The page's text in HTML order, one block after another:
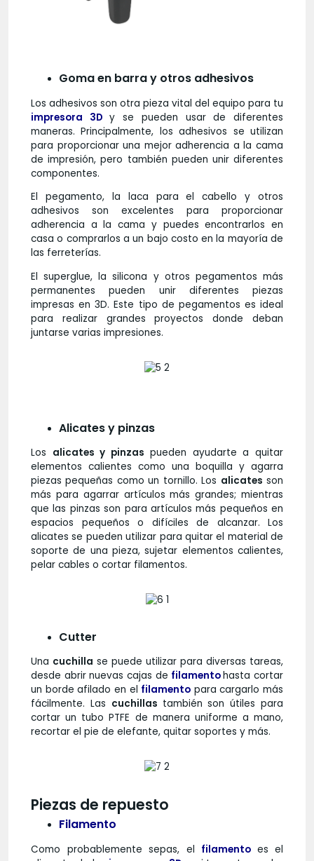
Goma en barra y otros adhesivos
Los adhesivos son otra pieza vital del equipo para tu
impresora 3D y se pueden usar de diferentes
maneras. Principalmente, los adhesivos se utilizan
para proporcionar una mejor adherencia a la cama
de impresión, pero también pueden unir diferentes
componentes.
El pegamento, la laca para el cabello y otros
adhesivos son excelentes para proporcionar
adherencia a la cama y puedes encontrarlos en
casa o comprarlos a un bajo costo en la mayoría de
las ferreterías.
El superglue, la silicona y otros pegamentos más
permanentes pueden unir diferentes piezas
impresas en 3D. Este tipo de pegamentos es ideal
para realizar grandes proyectos donde deban
juntarse varias impresiones.
Alicates y pinzas
Los alicates y pinzas pueden ayudarte a quitar
elementos calientes como una boquilla y agarra
piezas pequeñas como un tornillo. Los alicates son
más para agarrar artículos más grandes; mientras
que las pinzas son para artículos más pequeños en
espacios pequeños o difíciles de alcanzar. Los
alicates se pueden utilizar para quitar el material de
soporte de una pieza, sujetar elementos calientes,
pelar cables o cortar filamentos.
Cutter
Una cuchilla se puede utilizar para diversas tareas,
desde abrir nuevas cajas de filamentohasta cortar
un borde afilado en el filamento para cargarlo más
fácilmente. Las cuchillas también son útiles para
cortar un tubo PTFE de manera uniforme a mano,
recortar el pie de elefante, quitar soportes y más.
Piezas de repuesto
Filamento
Como probablemente sepas, el filamento es el